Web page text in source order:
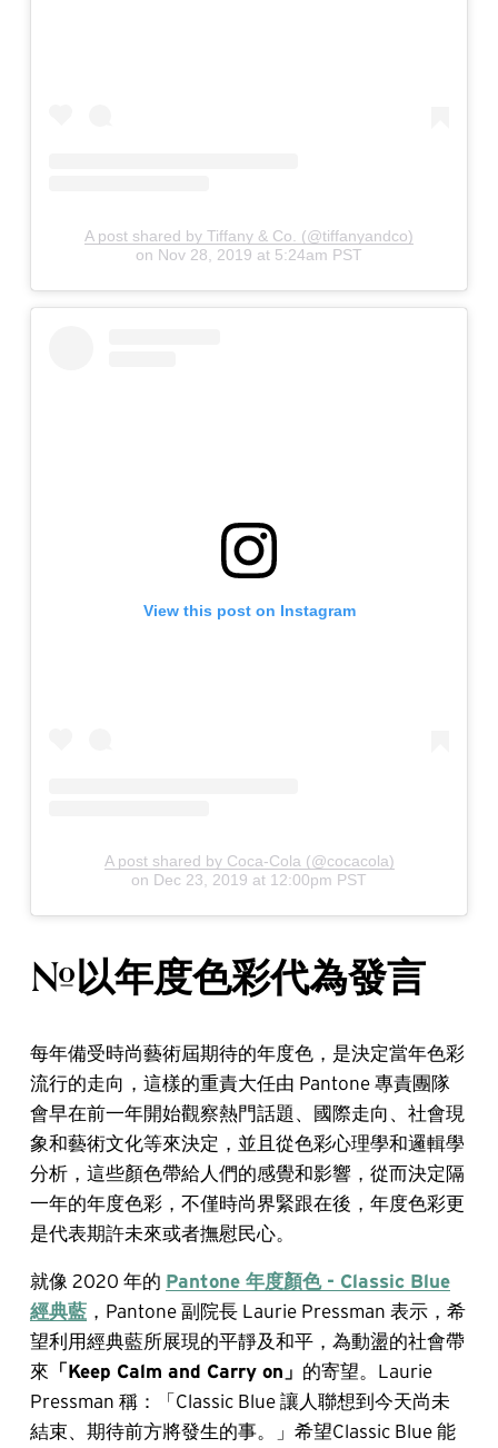
A post shared by Tiffany & Co. (@tiffanyandco)
on Nov 28, 2019 at 5:24am PST
View this post on Instagram
A post shared by Coca-Cola (@cocacola)
on Dec 23, 2019 at 12:00pm PST
#以年度色彩代為發言
每年備受時尚藝術屆期待的年度色，是決定當年色彩
流行的走向，這樣的重責大任由 Pantone 專責團隊
會早在前一年開始觀察熱門話題、國際走向、社會現
象和藝術文化等來決定，並且從色彩心理學和邏輯學
分析，這些顏色帶給人們的感覺和影響，從而決定隔
一年的年度色彩，不僅時尚界緊跟在後，年度色彩更
是代表期許未來或者撫慰民心。
就像 2020 年的 Pantone 年度顏色 - Classic Blue
經典藍，Pantone 副院長 Laurie Pressman 表示，希
望利用經典藍所展現的平靜及和平，為動盪的社會帶
來 「Keep Calm and Carry on」 的寄望。Laurie
Pressman 稱：「Classic Blue 讓人聯想到今天尚未
結束、期待前方將發生的事。」希望Classic Blue 能